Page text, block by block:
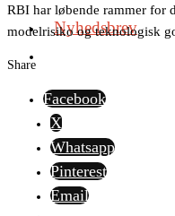
Nyhedsbrev
RBI har løbende rammer for
modelrisiko og teknologisk
Share
Facebook
X
Whatsapp
Pinterest
Email